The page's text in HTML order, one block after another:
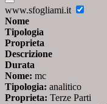
www.sfogliami.it
Nome
Tipologia
Proprieta
Descrizione
Durata
Nome: mc
Tipologia: analitico
Proprieta: Terze Parti